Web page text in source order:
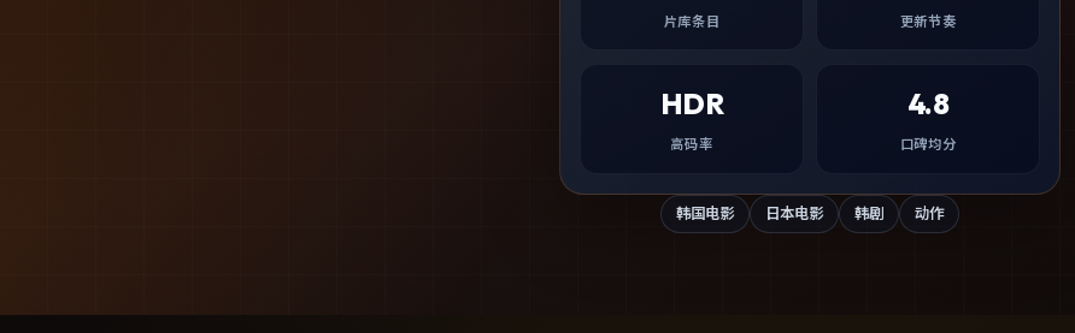
片库条目 更新节奏
HDR
高码率
4.8
口碑均分
韩国电影 日本电影 韩剧 动作